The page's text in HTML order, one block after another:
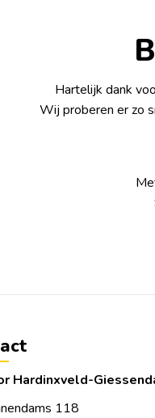
Hartelijk dank
Wij proberen er zo
Hardinxveld-
118